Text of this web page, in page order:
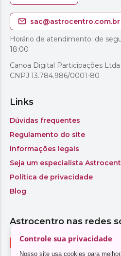
Controle sua privacidade
Nosso site usa cookies para